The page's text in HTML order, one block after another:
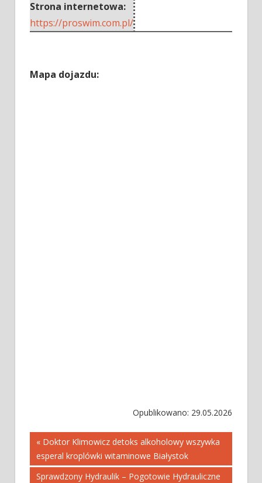
Strona internetowa:
https://proswim.com.pl/
Mapa dojazdu:
Opublikowano: 29.05.2026
Nawigacja
wpisu
« Doktor Klimowicz detoks alkoholowy wszywka
esperal kroplówki witaminowe Białystok
Sprawdzony Hydraulik – Pogotowie Hydrauliczne